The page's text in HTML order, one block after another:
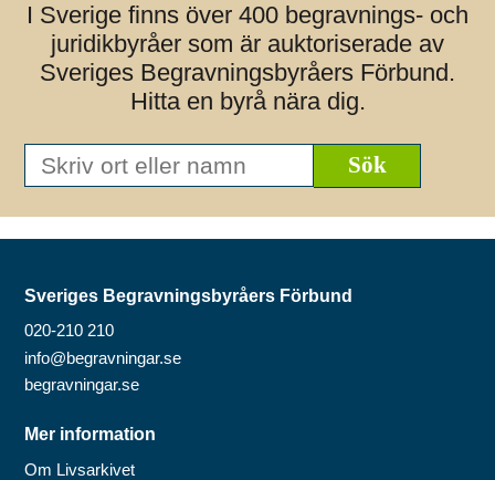
I Sverige finns över 400 begravnings- och
juridikbyråer som är auktoriserade av
Sveriges Begravningsbyråers Förbund.
Hitta en byrå nära dig.
ort
eller
namn
Sveriges Begravningsbyråers Förbund
020-210 210
info@begravningar.se
begravningar.se
Mer information
Om Livsarkivet